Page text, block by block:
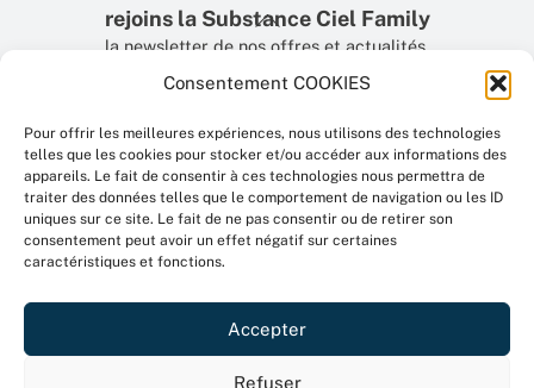
Consentement COOKIES
Pour offrir les meilleures expériences, nous utilisons des technologies
telles que les cookies pour stocker et/ou accéder aux informations des
appareils. Le fait de consentir à ces technologies nous permettra de
traiter des données telles que le comportement de navigation ou les ID
uniques sur ce site. Le fait de ne pas consentir ou de retirer son
consentement peut avoir un effet négatif sur certaines
caractéristiques et fonctions.
Accepter
Refuser
Back
To
Top
rejoins la Substance Ciel Family
la newsletter de nos offres et actualités.
Email Address